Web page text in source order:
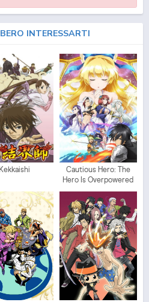
INTERESSARTI
Kekkaishi
Cautious Hero: The
Hero Is Overpowered
but Overly Cautious